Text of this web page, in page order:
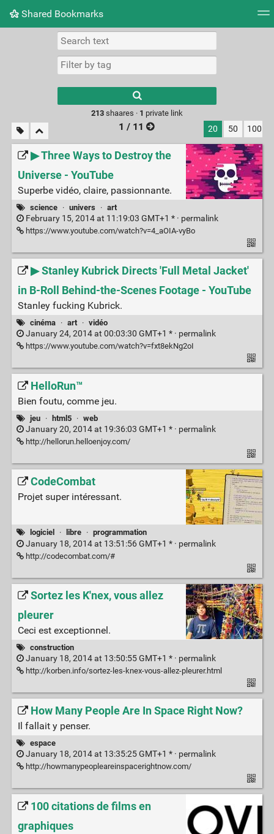
Shared Bookmarks
Picture wall
results.
213shaares · 1 private link
1 / 11 20 50 100
▶ Three Ways to Destroy the
Universe - YouTube
Superbe vidéo, claire, passionnante.
science · univers · art
February 15, 2014 at 11:19:03 GMT+1 * · permalink
https://www.youtube.com/watch?v=4_aOIA-vyBo
▶ Stanley Kubrick Directs 'Full Metal Jacket'
in B-Roll Behind-the-Scenes Footage - YouTube
Stanley fucking Kubrick.
cinéma · art · vidéo
January 24, 2014 at 00:03:30 GMT+1 * · permalink
https://www.youtube.com/watch?v=fxt8ekNg2oI
HelloRun™
Bien foutu, comme jeu.
jeu · html5 · web
January 20, 2014 at 19:36:03 GMT+1 * · permalink
http://hellorun.helloenjoy.com/
CodeCombat
Projet super intéressant.
logiciel · libre · programmation
January 18, 2014 at 13:51:56 GMT+1 * · permalink
http://codecombat.com/#
Sortez les K'nex, vous allez
pleurer
Ceci est exceptionnel.
construction
January 18, 2014 at 13:50:55 GMT+1 * · permalink
http://korben.info/sortez-les-knex-vous-allez-pleurer.html
How Many People Are In Space Right Now?
Il fallait y penser.
espace
January 18, 2014 at 13:35:25 GMT+1 * · permalink
http://howmanypeopleareinspacerightnow.com/
100 citations de films en
graphiques